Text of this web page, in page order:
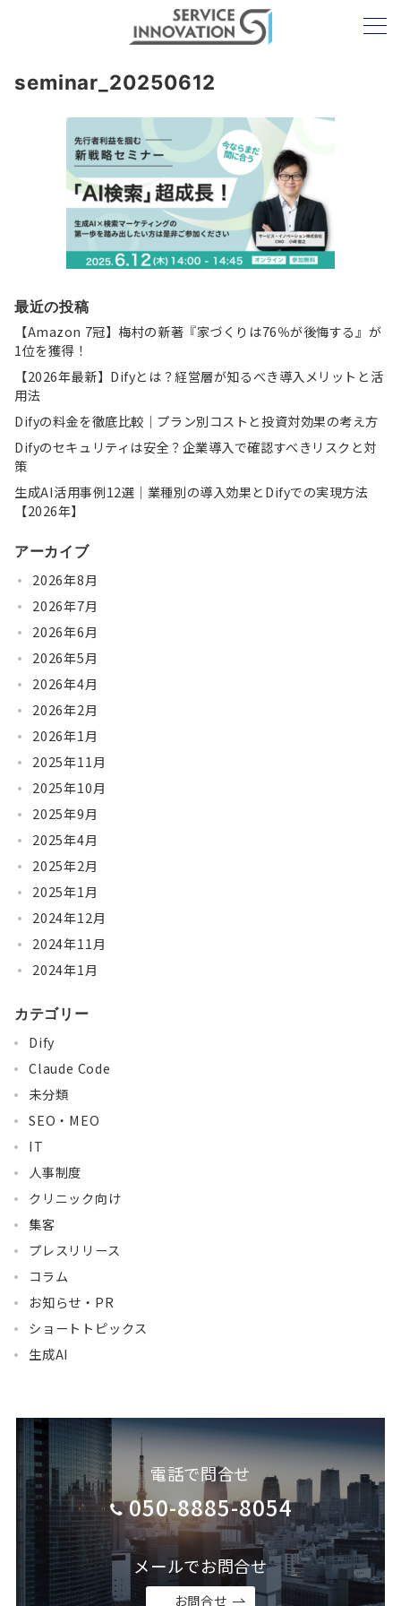
seminar_20250612
最近の投稿
【Amazon 7冠】梅村の新著『家づくりは76％が後悔する』が
1位を獲得！
【2026年最新】Difyとは？経営層が知るべき導入メリットと活
用法
Difyの料金を徹底比較｜プラン別コストと投資対効果の考え方
Difyのセキュリティは安全？企業導入で確認すべきリスクと対
策
生成AI活用事例12選｜業種別の導入効果とDifyでの実現方法
【2026年】
アーカイブ
2026年8月
2026年7月
2026年6月
2026年5月
2026年4月
2026年2月
2026年1月
2025年11月
2025年10月
2025年9月
2025年4月
2025年2月
2025年1月
2024年12月
2024年11月
2024年1月
カテゴリー
Dify
Claude Code
未分類
SEO・MEO
IT
人事制度
クリニック向け
集客
プレスリリース
コラム
お知らせ・PR
ショートトピックス
生成AI
電話で問合せ
050-8885-8054
メールでお問合せ
お問合せ